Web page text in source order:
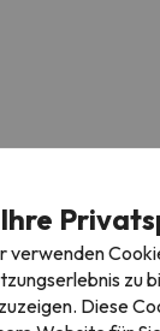
Treppen
Ihre
verwenden
zu
Diese